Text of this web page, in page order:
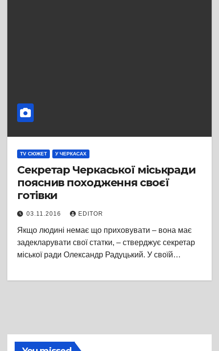
TV СЮЖЕТ У ЧЕРКАСАХ
Секретар Черкаської міськради
пояснив походження своєї
готівки
03.11.2016 EDITOR
Якщо людині немає що приховувати – вона має
задекларувати свої статки, – стверджує секретар
міської ради Олександр Радуцький. У своїй…